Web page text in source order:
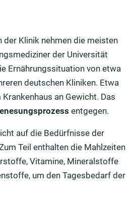
der Klinik nehmen die meisten
der Universität
Ernährungssituation von etwa
deutschen Kliniken. Etwa
an Gewicht. Das
entgegen.
auf die Bedürfnisse der
Teil enthalten die Mahlzeiten
Vitamine, Mineralstoffe
um den Tagesbedarf der